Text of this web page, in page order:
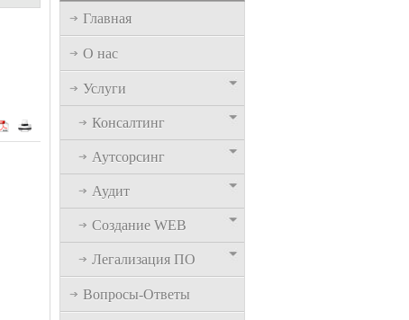
Главная
О нас
Услуги
Консалтинг
Аутсорсинг
Аудит
Создание WEB
Легализация ПО
Вопросы-Ответы